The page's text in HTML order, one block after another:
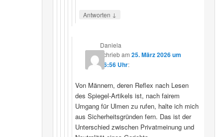
Antworten ↓
Daniela
schriebam25. März 2026 um
16:56 Uhr:
Von Männern, deren Reflex nach Lesen
des Spiegel-Artikels ist, nach fairem
Umgang für Ulmen zu rufen, halte ich mich
aus Sicherheitsgründen fern. Das ist der
Unterschied zwischen Privatmeinung und